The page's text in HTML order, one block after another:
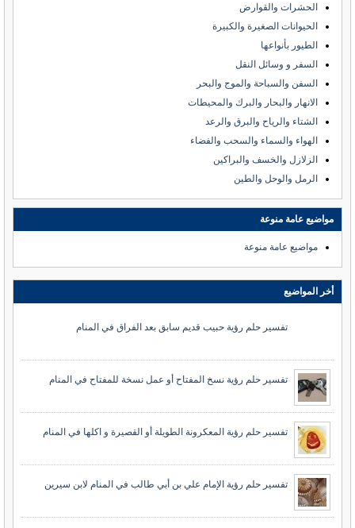
الحشرات والقوارض
الحيوانات الصغيرة والكبيرة
الطيور بأنواعها
السفر و وسائل النقل
السفن والسباحة والموج والبحر
الانهار والبحار والبرك والمحيطات
الشتاء والرياح والبرق والرعد
الهواء والسماء والسحب والفضاء
الزلازل والخسف والبراكين
الرمل والوحل والطين
مواضيع عامة منوعة
مواضيع عامة منوعة
أخر المواضيع
تفسير حلم رؤية حبيب قديم سابق بعد الفراق في المنام
تفسير حلم رؤية نسخ المفتاح أو عمل نسخة للمفتاح في المنام
تفسير حلم رؤية المعكرونة الطويلة أو القصيرة و اكلها في المنام
تفسير حلم رؤية الإمام علي بن أبي طالب في المنام لابن سيرين